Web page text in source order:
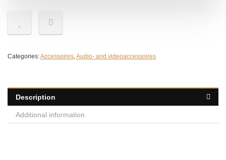
Categories:Accessoires,Audio- and videoaccessoires
Description
Additional information